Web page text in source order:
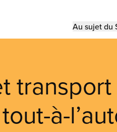
Au sujet du
à-